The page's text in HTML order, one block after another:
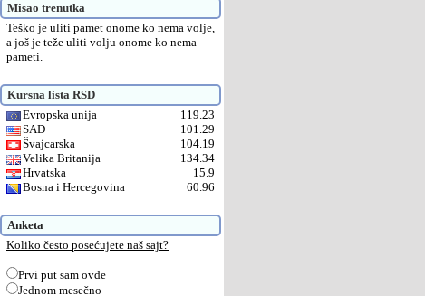
Misao trenutka
Teško je uliti pamet onome ko nema volje,
a još je teže uliti volju onome ko nema
pameti.
Kursna lista RSD
Evropska unija
119.23
SAD
101.29
Švajcarska
104.19
Velika Britanija
134.34
Hrvatska
15.9
Bosna i Hercegovina
60.96
Anketa
Koliko često posećujete naš sajt?
Prvi put sam ovde
Jednom mesečno